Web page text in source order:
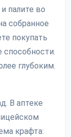
палите во
собранное
покупать
глубоким.
В аптеке
крафта: